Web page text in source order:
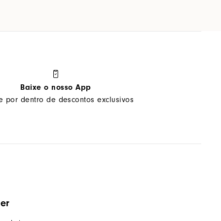
Baixe o nosso App
por dentro de descontos exclusivos